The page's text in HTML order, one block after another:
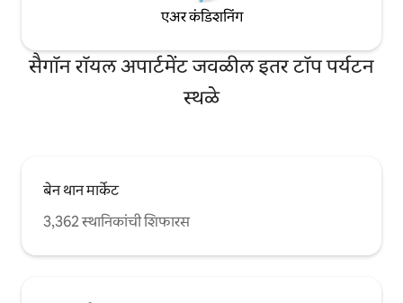
एअर कंडिशनिंग
सैगॉन रॉयल अपार्टमेंट जवळील इतर टॉप पर्यटन
स्थळे
बेन थान मार्केट
3,362 स्थानिकांची शिफारस